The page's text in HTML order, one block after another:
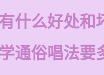
什么好处和
通俗唱法要